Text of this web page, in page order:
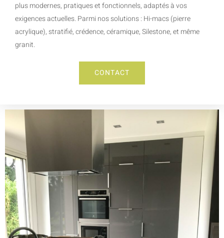
plus modernes, pratiques et fonctionnels, adaptés à vos
exigences actuelles. Parmi nos solutions : Hi-macs (pierre
acrylique), stratifié, crédence, céramique, Silestone, et même
granit.
CONTACT